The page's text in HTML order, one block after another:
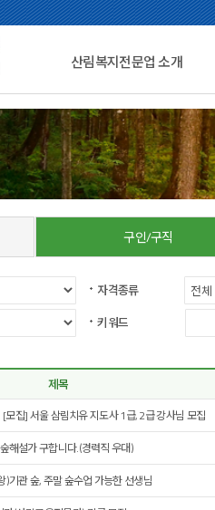
산림복지전문업 소개
구인/구직
자격종류
키워드
제목
[모집] 서울 삼림치유 지도사 1급, 2급 강사님 모집
해설가 구합니다.(경력직 우대)
)기관 숲, 주말 숲수업 가능한 선생님